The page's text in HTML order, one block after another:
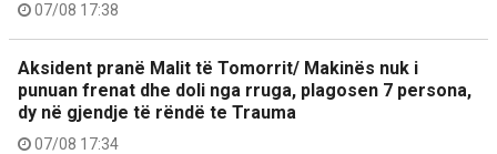
07/08 17:38
Aksident pranë Malit të Tomorrit/ Makinës nuk i
punuan frenat dhe doli nga rruga, plagosen 7 persona,
dy në gjendje të rëndë te Trauma
07/08 17:34